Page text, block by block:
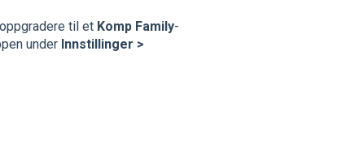
til et Komp Family-
under Innstillinger >